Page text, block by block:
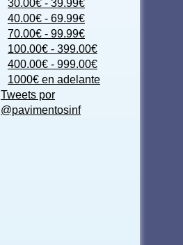
30.00€ - 39.99€
40.00€ - 69.99€
70.00€ - 99.99€
100.00€ - 399.00€
400.00€ - 999.00€
1000€ en adelante
Tweets por
@pavimentosinf